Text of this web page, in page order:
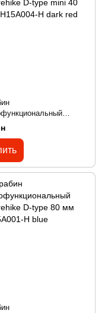
D-type mini 40 мм
H dark red